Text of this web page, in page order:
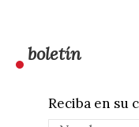
boletín
Reciba en su